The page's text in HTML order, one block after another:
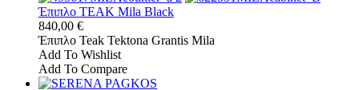
Έπιπλο TEAK Mila Black
840,00 €
Έπιπλο Teak Tektona Grantis Mila
Add To Wishlist
Add To Compare